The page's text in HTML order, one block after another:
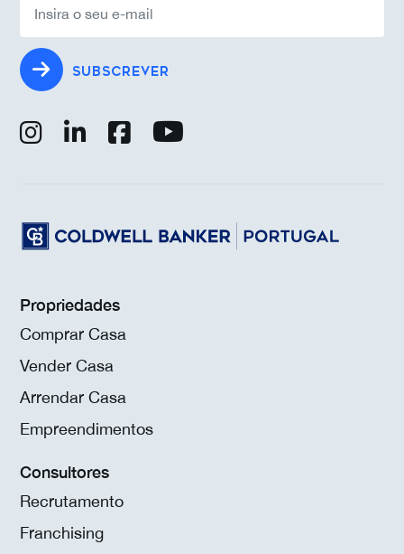
SUBSCREVER
Propriedades
Comprar Casa
Vender Casa
Arrendar Casa
Empreendimentos
Consultores
Recrutamento
Franchising